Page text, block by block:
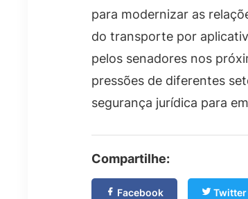
para modernizar as
do transporte por
pelos senadores nos
pressões de diferentes
segurança jurídica para
Compartilhe:
Facebook Twitter